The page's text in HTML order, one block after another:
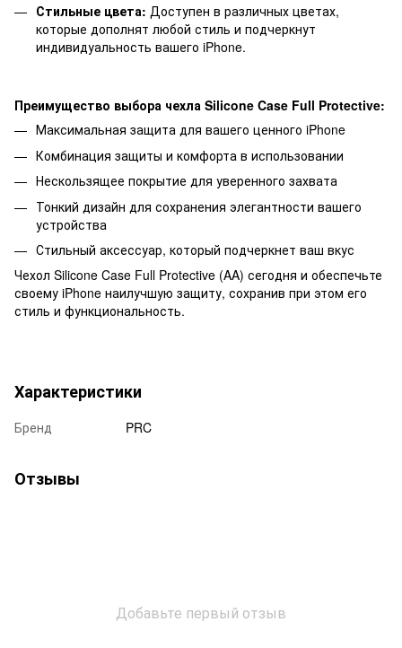
Стильные цвета: Доступен в различных цветах,
которые дополнят любой стиль и подчеркнут
индивидуальность вашего iPhone.
Преимущество выбора чехла Silicone Case Full Protective:
Максимальная защита для вашего ценного iPhone
Комбинация защиты и комфорта в использовании
Нескользящее покрытие для уверенного захвата
Тонкий дизайн для сохранения элегантности вашего
устройства
Стильный аксессуар, который подчеркнет ваш вкус
Чехол Silicone Case Full Protective (AA) сегодня и обеспечьте
своему iPhone наилучшую защиту, сохранив при этом его
стиль и функциональность.
Характеристики
Бренд PRC
Отзывы
Добавьте первый отзыв